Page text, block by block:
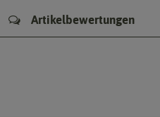
Artikelbewertungen